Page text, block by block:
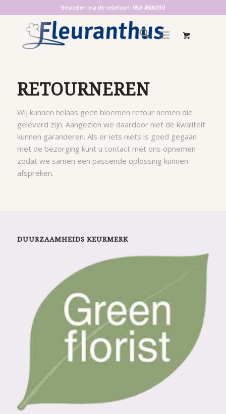
Bestellen via de telefoon: 053-4500310
RETOURNEREN
Wij kunnen helaas geen bloemen retour nemen die
geleverd zijn. Aangezien we daardoor niet de kwaliteit
kunnen garanderen. Als er iets niets is goed gegaan
met de bezorging kunt u contact met ons opnemen
zodat we samen een passende oplossing kunnen
afspreken.
DUURZAAMHEIDS KEURMERK